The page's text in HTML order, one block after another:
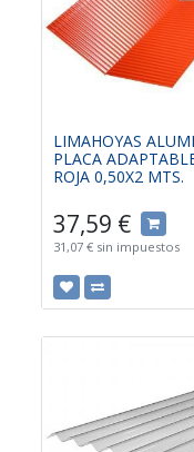
LIMAHOYAS
PLACA
ROJA 0,50X2 MTS.
37,59 €
31,07 € sin impuestos